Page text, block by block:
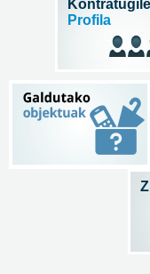
Profila